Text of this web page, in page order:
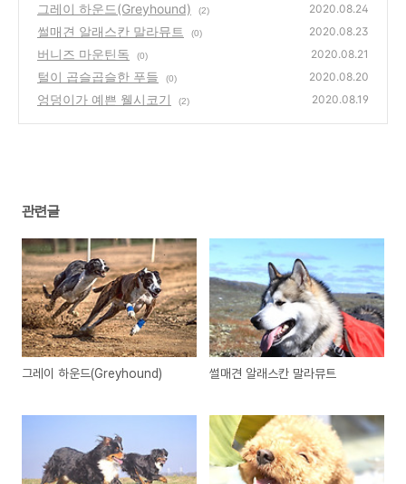
그레이 하운드(Greyhound) (2) 2020.08.24
썰매견 알래스칸 말라뮤트 (0) 2020.08.23
버니즈 마운틴독 (0) 2020.08.21
털이 곱슬곱슬한 푸들 (0) 2020.08.20
엉덩이가 예쁜 웰시코기 (2) 2020.08.19
관련글
그레이 하운드(Greyhound) 썰매견 알래스칸 말라뮤트